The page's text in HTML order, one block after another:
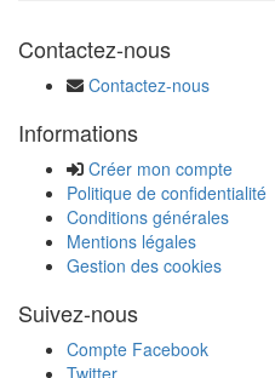
Contactez-nous
Contactez-nous
Informations
Créer mon compte
Politique de confidentialité
Conditions générales
Mentions légales
Gestion des cookies
Suivez-nous
Compte Facebook
Twitter